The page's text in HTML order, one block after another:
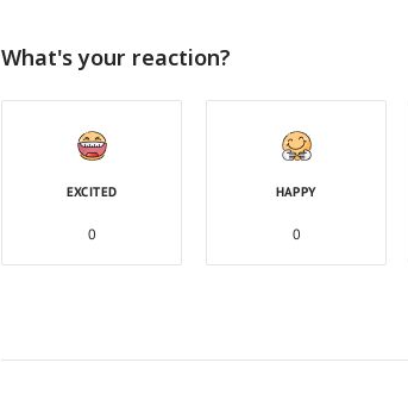
What's your reaction?
EXCITED
0
HAPPY
0